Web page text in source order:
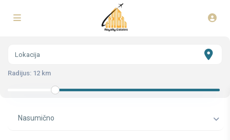
Radijus: 12 km
Nasumično